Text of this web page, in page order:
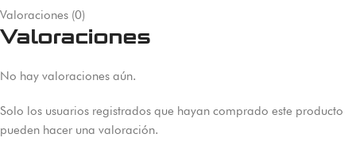
Valoraciones (0)
Valoraciones
No hay valoraciones aún.
Solo los usuarios registrados que hayan comprado este producto
pueden hacer una valoración.